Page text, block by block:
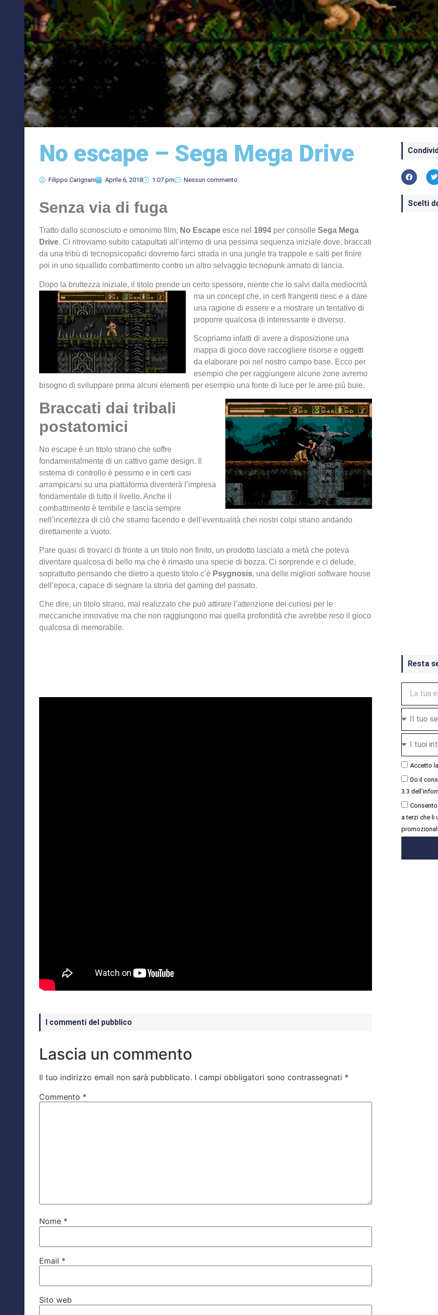
No escape – Sega Mega Drive
Filippo Carignani Aprile 6, 2018 1:07 pm Nessun commento
Senza via di fuga
Tratto dallo sconosciuto e omonimo film, No Escape esce nel 1994 per consolle Sega Mega
Drive. Ci ritroviamo subito catapultati all’interno di una pessima sequenza iniziale dove, braccati
da una tribù di tecnopsicopatici dovremo farci strada in una jungle tra trappole e salti per finire
poi in uno squallido combattimento contro un altro selvaggio tecnopunk armato di lancia.
Dopo la bruttezza iniziale, il titolo prende un certo spessore, niente che lo salvi dalla mediocrità
ma un concept che, in certi frangenti riesc e a dare
una ragione di essere e a mostrare un tentativo di
proporre qualcosa di interessante e diverso.
Scopriamo infatti di avere a disposizione una
mappa di gioco dove raccogliere risorse e oggetti
da elaborare poi nel nostro campo base. Ecco per
esempio che per raggiungere alcune zone avremo
bisogno di sviluppare prima alcuni elementi per esempio una fonte di luce per le aree più buie.
Braccati dai tribali
postatomici
No escape è un titolo strano che soffre
fondamentalmente di un cattivo game design. Il
sistema di controllo è pessimo e in certi casi
arrampicarsi su una piattaforma diventerà l’impresa
fondamentale di tutto il livello. Anche il
combattimento è terribile e lascia sempre
nell’incertezza di ciò che stiamo facendo e dell’eventualità chei nostri colpi stiano andando
direttamente a vuoto.
Pare quasi di trovarci di fronte a un titolo non finito, un prodotto lasciato a metà che poteva
diventare qualcosa di bello ma che è rimasto una specie di bozza. Ci sorprende e ci delude,
soprattutto pensando che dietro a questo titolo c’è Psygnosis, una delle migliori software house
dell’epoca, capace di segnare la storia del gaming del passato.
Che dire, un titolo strano, mal realizzato che può attirare l’attenzione dei curiosi per le
meccaniche innovative ma che non raggiungono mai quella profondità che avrebbe reso il gioco
qualcosa di memorabile.
I commenti del pubblico
Lascia un commento
Il tuo indirizzo email non sarà pubblicato. I campi obbligatori sono contrassegnati *
Commento *
Nome *
Email *
Sito web
Scelti
Resta
Accetto la
Do il
3.3
a terzi che li